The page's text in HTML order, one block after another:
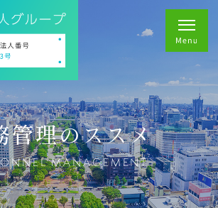
管理のススメ
MANAGEMENT